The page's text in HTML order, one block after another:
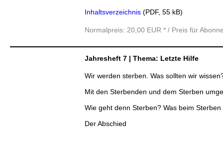
Inhaltsverzeichnis (PDF, 55 kB)
Normalpreis: 20,00 EUR * / Preis für
Jahresheft 7 | Thema: Letzte Hilfe
Wir werden sterben. Was sollten wir
Mit den Sterbenden und dem Sterben
Wie geht denn Sterben? Was beim
Der Abschied